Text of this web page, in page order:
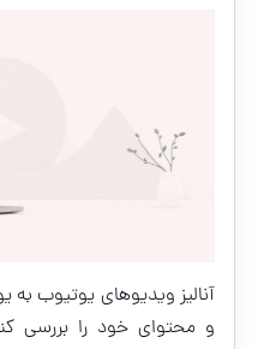
آنالیز ویدیوهای یوتیوب به
و محتوای خود را